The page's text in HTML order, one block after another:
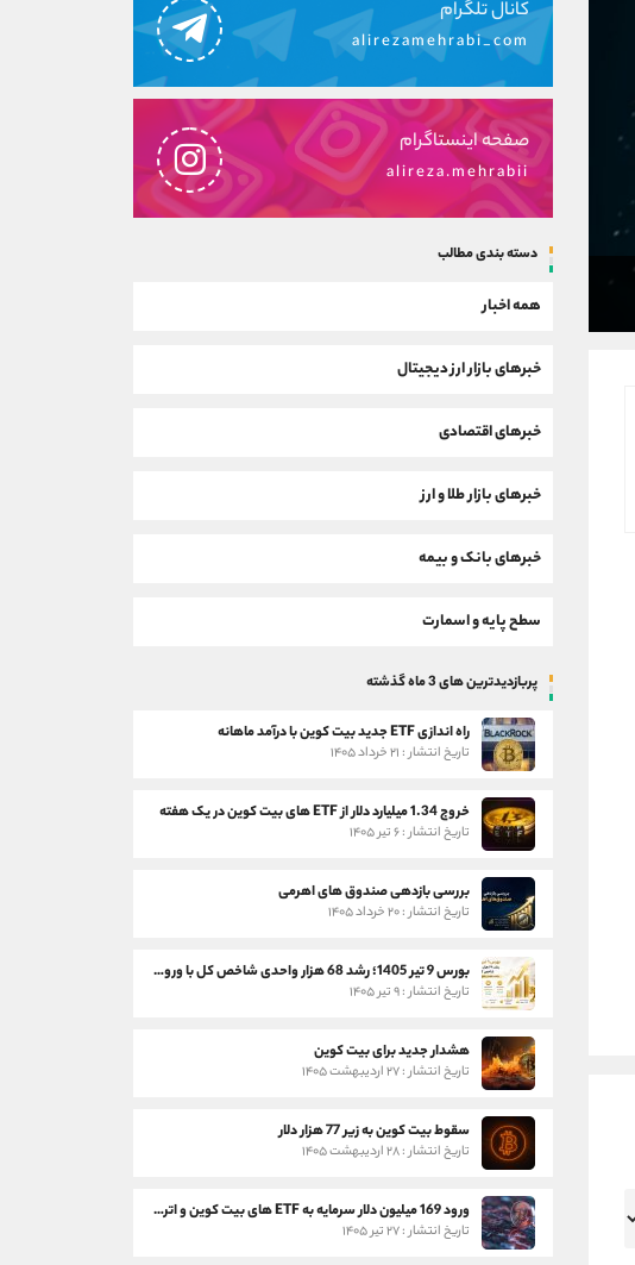
کانال تلگرام
alirezamehrabi_com
صفحه اینستاگرام
alireza.mehrabii
دسته بندی مطالب
همه اخبار
خبرهای بازار ارز دیجیتال
خبرهای اقتصادی
خبرهای بازار طلا و ارز
خبرهای بانک و بیمه
سطح پایه و اسمارت
پربازدیدترین های 3 ماه گذشته
راه اندازی ETF جدید بیت کوین با درآمد ماهانه
تاریخ انتشار : ۲۱ خرداد ۱۴۰۵
خروج 1.34 میلیارد دلار از ETF های بیت کوین در یک هفته
تاریخ انتشار : ۶ تیر ۱۴۰۵
بررسی بازدهی صندوق های اهرمی
تاریخ انتشار : ۲۰ خرداد ۱۴۰۵
بورس 9 تیر 1405؛ رشد 68 هزار واحدی شاخص کل با ورود 3 همت پول حقیقی
تاریخ انتشار : ۹ تیر ۱۴۰۵
هشدار جدید برای بیت کوین
تاریخ انتشار : ۲۷ اردیبهشت ۱۴۰۵
سقوط بیت کوین به زیر 77 هزار دلار
تاریخ انتشار : ۲۸ اردیبهشت ۱۴۰۵
ورود 169 میلیون دلار سرمایه به ETF های بیت کوین و اتریوم
تاریخ انتشار : ۲۷ تیر ۱۴۰۵